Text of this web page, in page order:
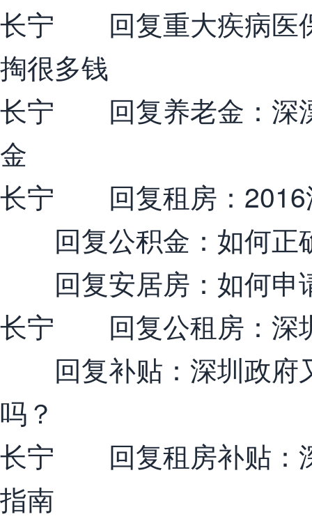
长宁 回复重大疾病医
掏很多钱
长宁 回复养老金：深
金
长宁 回复租房：2016
回复公积金：如何正
回复安居房：如何申
长宁 回复公租房：深
回复补贴：深圳政府
吗？
长宁 回复租房补贴：
指南